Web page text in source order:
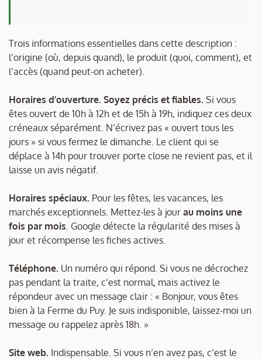
Trois informations essentielles dans cette description :
l’origine (où, depuis quand), le produit (quoi, comment), et
l’accès (quand peut-on acheter).
Horaires d’ouverture. Soyez précis et fiables. Si vous
êtes ouvert de 10h à 12h et de 15h à 19h, indiquez ces deux
créneaux séparément. N’écrivez pas « ouvert tous les
jours » si vous fermez le dimanche. Le client qui se
déplace à 14h pour trouver porte close ne revient pas, et il
laisse un avis négatif.
Horaires spéciaux. Pour les fêtes, les vacances, les
marchés exceptionnels. Mettez-les à jour au moins une
fois par mois . Google détecte la régularité des mises à
jour et récompense les fiches actives.
Téléphone. Un numéro qui répond. Si vous ne décrochez
pas pendant la traite, c’est normal, mais activez le
répondeur avec un message clair : « Bonjour, vous êtes
bien à la Ferme du Puy. Je suis indisponible, laissez-moi un
message ou rappelez après 18h. »
Site web. Indispensable. Si vous n’en avez pas, c’est le